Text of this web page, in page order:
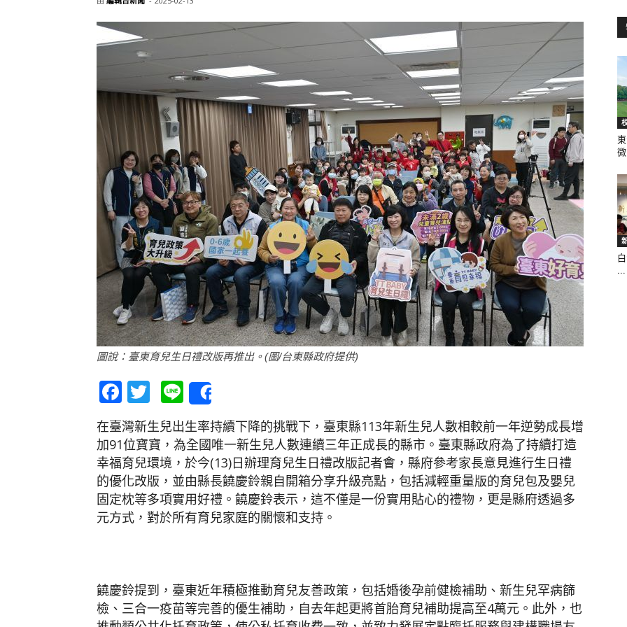
活
新
網
圖說：臺東育兒生日禮改版再推出。(圖/台東縣政府提供)
Facebook
Twitter
Line
在臺灣新生兒出生率持續下降的挑戰下，臺東縣113年新生兒人數相較前一年逆勢成長增
加91位寶寶，為全國唯一新生兒人數連續三年正成長的縣市。臺東縣政府為了持續打造
幸福育兒環境，於今(13)日辦理育兒生日禮改版記者會，縣府參考家長意見進行生日禮
的優化改版，並由縣長饒慶鈴親自開箱分享升級亮點，包括減輕重量版的育兒包及嬰兒
固定枕等多項實用好禮。饒慶鈴表示，這不僅是一份實用貼心的禮物，更是縣府透過多
元方式，對於所有育兒家庭的關懷和支持。
饒慶鈴提到，臺東近年積極推動育兒友善政策，包括婚後孕前健檢補助、新生兒罕病篩
檢、三合一疫苗等完善的優生補助，自去年起更將首胎育兒補助提高至4萬元。此外，也
...